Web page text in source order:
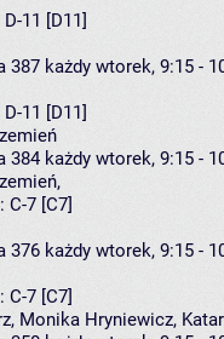
D-11 [D11]
387 każdy wtorek, 9:15 -
D-11 [D11]
384 każdy wtorek, 9:15 -
,
C-7 [C7]
376 każdy wtorek, 9:15 -
C-7 [C7]
Monika Hryniewicz,